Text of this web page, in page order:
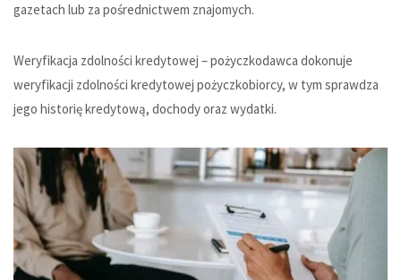
gazetach lub za pośrednictwem znajomych.
Weryfikacja zdolności kredytowej – pożyczkodawca dokonuje
weryfikacji zdolności kredytowej pożyczkobiorcy, w tym sprawdza
jego historię kredytową, dochody oraz wydatki.